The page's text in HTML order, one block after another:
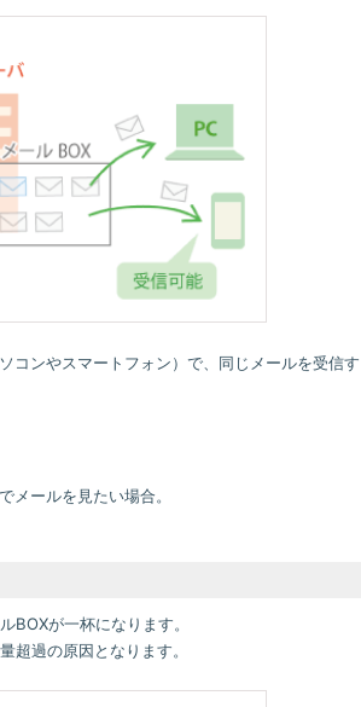
コンやスマートフォン）で、同じメールを受信す
メールを見たい場合。
BOXが一杯になります。
超過の原因となります。